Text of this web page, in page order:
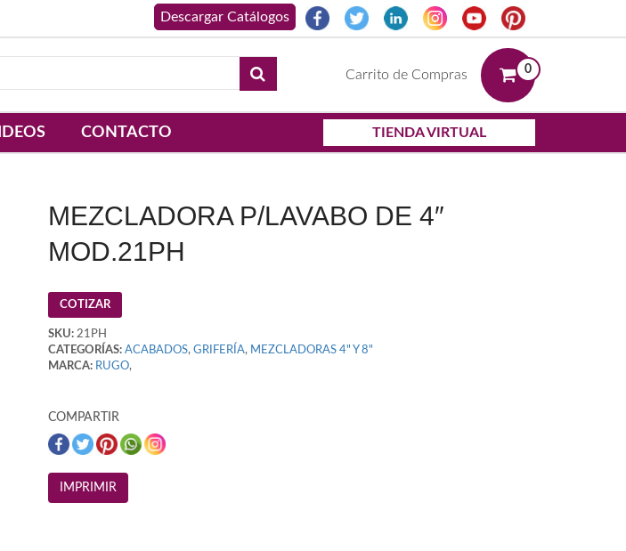
Carrito de Compras 0
CONTACTO TIENDA VIRTUAL
MEZCLADORA P/LAVABO DE 4″
MOD.21PH
COTIZAR
SKU:21PH
CATEGORÍAS: ACABADOS, GRIFERÍA, MEZCLADORAS 4" Y 8"
MARCA: RUGO,
COMPARTIR